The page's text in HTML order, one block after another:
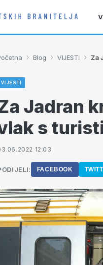
› Blog › VIJESTI › Za
VIJESTI
Jadran
s
12:03
FACEBOOK